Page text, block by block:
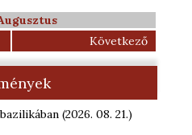
Következő
(2026. 08. 21.)